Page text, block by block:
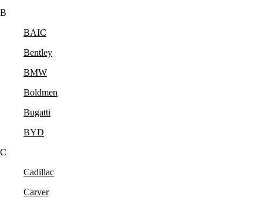
B
BAIC
Bentley
BMW
Boldmen
Bugatti
BYD
C
Cadillac
Carver